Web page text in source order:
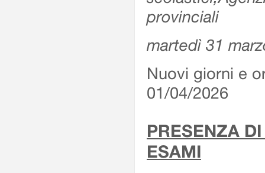
provinciali
martedì 31
Nuovi giorni e
01/04/2026
PRESENZA
ESAMI